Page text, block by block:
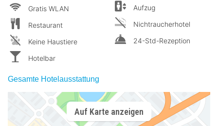
Gratis WLAN
Restaurant
Keine Haustiere
Hotelbar
Aufzug
Nichtraucherhotel
24-Std-Rezeption
Gesamte Hotelausstattung
Auf Karte anzeigen